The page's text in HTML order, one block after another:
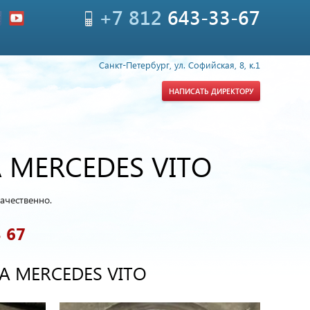
+7 812 643-33-67
Санкт-Петербург, ул. Софийская, 8, к.1
НАПИСАТЬ ДИРЕКТОРУ
VITO
67
VITO